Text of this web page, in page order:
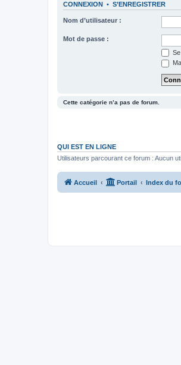
CONNEXION • S’ENREGISTRER
Nom d’utilisateur :
Mot de passe :
Cette catégorie n’a pas de forum.
QUI EST EN LIGNE
Utilisateurs parcourant ce forum : Aucun
Accueil Portail Index du